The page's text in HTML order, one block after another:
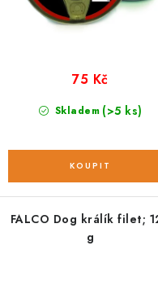
Skladem (>5 ks)
75 Kč
FALCO Dog králík filet; 120
g